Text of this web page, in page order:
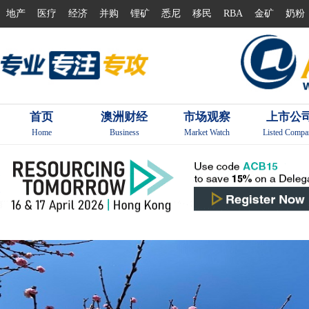
地产 医疗 经济 并购 锂矿 悉尼 移民 RBA 金矿 奶粉
首页
Home
澳洲财经
Business
市场观察
Market Watch
上市公
Listed